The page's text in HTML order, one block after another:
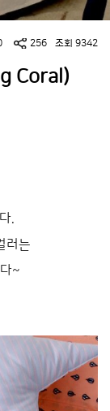
256 조회 9342
Coral)
.
러는
~